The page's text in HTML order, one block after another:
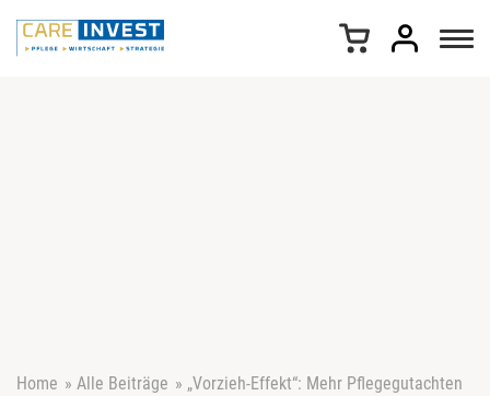
Home » Alle Beiträge » „Vorzieh-Effekt“: Mehr Pflegegutachten